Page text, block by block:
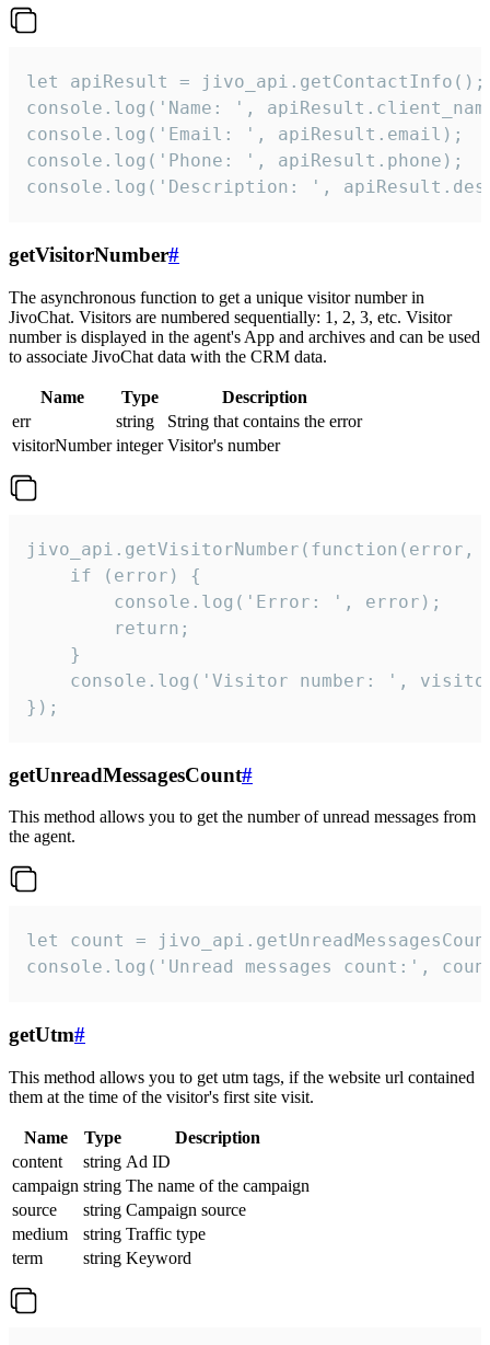
let apiResult = jivo_api.getContactInfo();
console.log('Name: ',
console.log('Email: ', apiResult.email);
console.log('Phone: ', apiResult.phone);
console.log('Description: ',
getVisitorNumber#
The asynchronous function to get a unique visitor number in
JivoChat. Visitors are numbered sequentially: 1, 2, 3, etc. Visitor
number is displayed in the agent's App and archives and can be used
to associate JivoChat data with the CRM data.
Name Type
Description
err
string
String that contains the error
visitorNumber integer Visitor's number
jivo_api.getVisitorNumber(function(error,
    if (error) {
        console.log('Error: ', error);
        return;
    }
console.log('Visitor number: ',
});
getUnreadMessagesCount#
This method allows you to get the number of unread messages from
the agent.
let count =
console.log('Unread messages count:',
getUtm#
This method allows you to get utm tags, if the website url contained
them at the time of the visitor's first site visit.
Name Type
Description
content
string Ad ID
campaign string The name of the campaign
source
string Campaign source
medium
string Traffic type
term
string Keyword